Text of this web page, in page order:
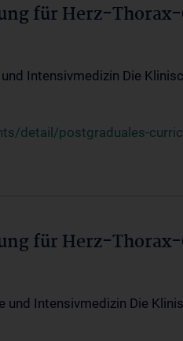
für Herz-
Intensivmedizin Die
detail/postgraduales-
für Herz-
Intensivmedizin Die